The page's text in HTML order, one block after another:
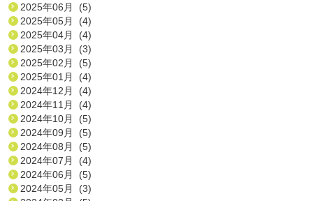
2025年06月 (5)
2025年05月 (4)
2025年04月 (4)
2025年03月 (3)
2025年02月 (5)
2025年01月 (4)
2024年12月 (4)
2024年11月 (4)
2024年10月 (5)
2024年09月 (5)
2024年08月 (5)
2024年07月 (4)
2024年06月 (5)
2024年05月 (3)